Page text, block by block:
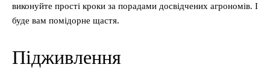
виконуйте прості кроки за порадами досвідчених агрономів. І
буде вам помідорне щастя.
Підживлення